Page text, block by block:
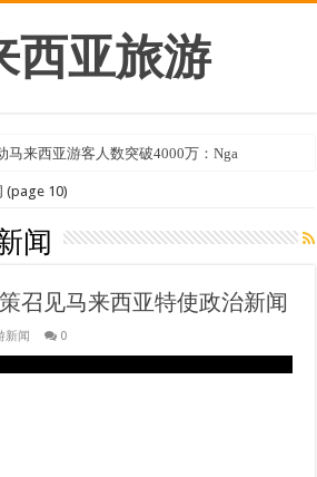
西亚旅游
马来西亚游客人数突破4000万：Nga
(page 10)
闻
召见马来西亚特使政治新闻
新闻 0